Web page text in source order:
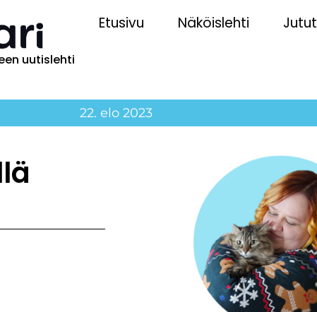
uutislehti
Etusivu Näköislehti Jutut
22. elo 2023